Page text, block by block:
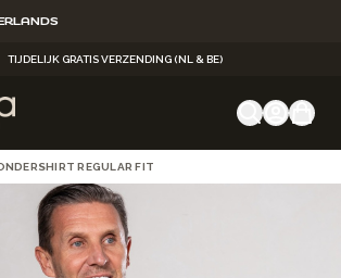
TIJDELIJK GRATIS VERZENDING (NL & BE)
REGULAR FIT